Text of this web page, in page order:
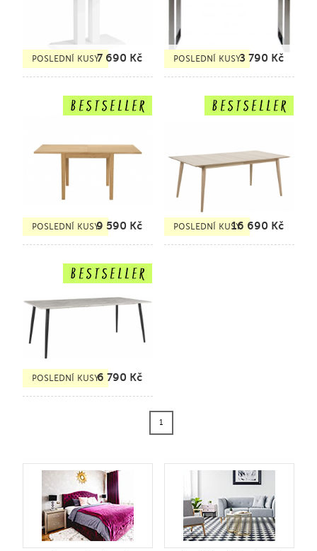
POSLEDNÍ KUSY7 690 Kč POSLEDNÍ KUSY3 790 Kč
POSLEDNÍ KUSY9 590 Kč POSLEDNÍ KUSY16 690 Kč
POSLEDNÍ KUSY6 790 Kč
1